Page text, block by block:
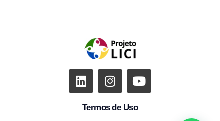
Termos de Uso